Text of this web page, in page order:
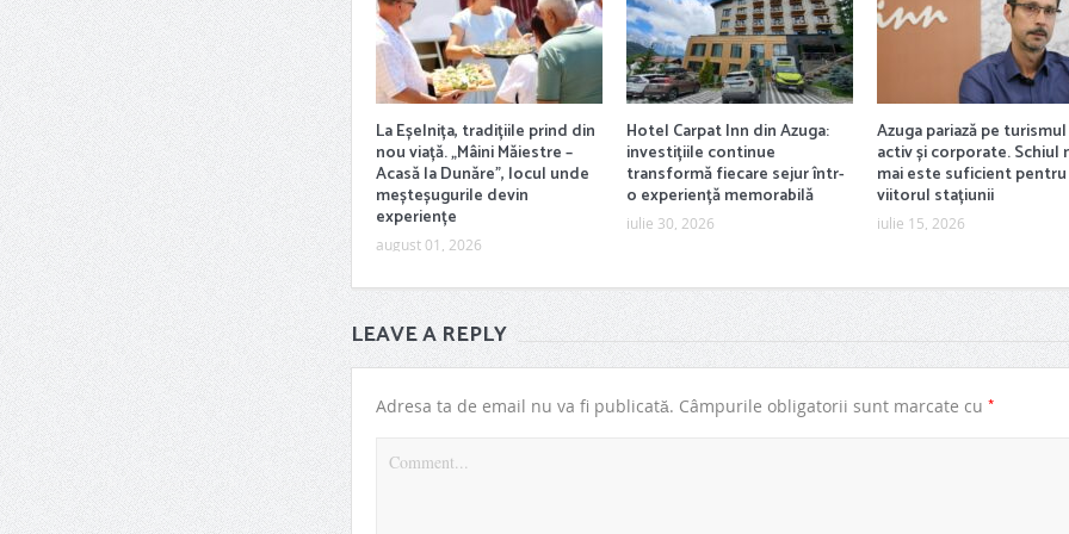
La Eșelnița, tradițiile prind din
nou viață. „Mâini Măiestre –
Acasă la Dunăre”, locul unde
meșteșugurile devin
experiențe
august 01, 2026
Hotel Carpat Inn din Azuga:
investițiile continue
transformă fiecare sejur într-
o experiență memorabilă
iulie 30, 2026
Azuga pariază pe turismul
activ și corporate. Schiul
mai este suficient pentru
viitorul stațiunii
iulie 15, 2026
LEAVE A REPLY
Adresa ta de email nu va fi publicată. Câmpurile obligatorii sunt marcate cu *